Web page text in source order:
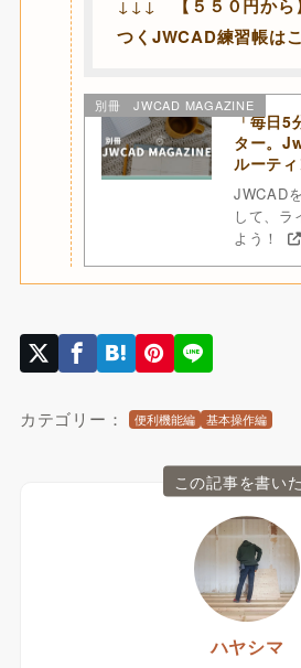
↓↓↓
【５５０円か
つくJWCAD練習帳は
別冊 JWCAD MAGAZINE
「毎日5
ター。
ルーティ
JWCAD
して、ラ
よう！
カテゴリー： 便利機能編 基本操作編
この記事を書い
ハヤシマ